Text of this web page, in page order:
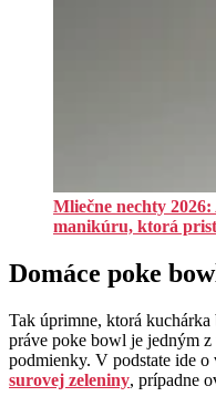
Mliečne nechty
manikúru, ktorá
Domáce poke
Tak úprimne, ktorá kuchárka
práve poke bowl je jedným
podmienky. V podstate ide
surovej zeleniny, prípadne